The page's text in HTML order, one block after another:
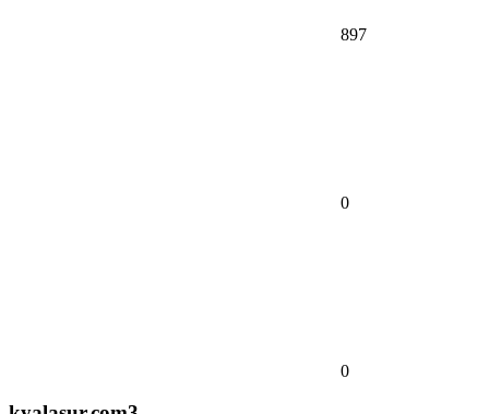
897
0
0